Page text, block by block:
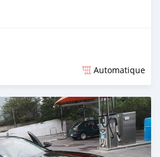
Automatique